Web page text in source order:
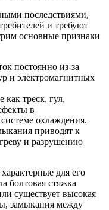
последствиями,
и требуют
основные признаки
постоянно из-за
и электромагнитных
треск, гул,
в
охлаждения.
приводят к
и разрушению
для его
болтовая стяжка
существует высокая
замыкания между